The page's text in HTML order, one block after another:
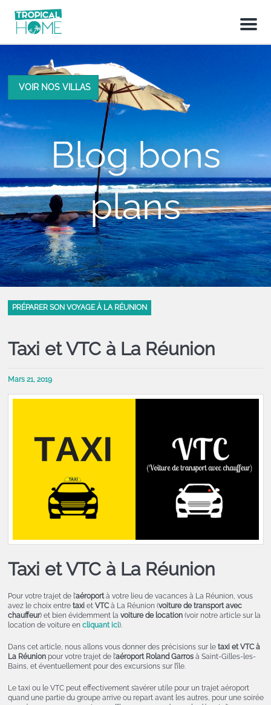
M
n
VOIR NOS VILLAS
Blog bons
plans
PRÉPARER SON VOYAGE À LA RÉUNION
Taxi et VTC à La Réunion
Mars 21, 2019
Taxi et VTC à La Réunion
Pour votre trajet de l’aéroportà votre lieu de vacances à La Réunion, vous
avez le choix entre taxi et VTCà La Réunion (voiture de transport avec
chauffeur) et bien évidemment la voiture de location(voir notre article sur la
location de voiture en cliquant ici).
Dans cet article, nous allons vous donner des précisions sur le taxi et VTC à
La Réunionpour votre trajet de l’aéroport Roland Garrosà Saint-Gilles-les-
Bains, et éventuellement pour des excursions sur l’île.
Le taxi ou le VTC peut effectivement s’avérer utile pour un trajet aéroport
quand une partie du groupe arrive ou repart avant les autres, pour une soirée